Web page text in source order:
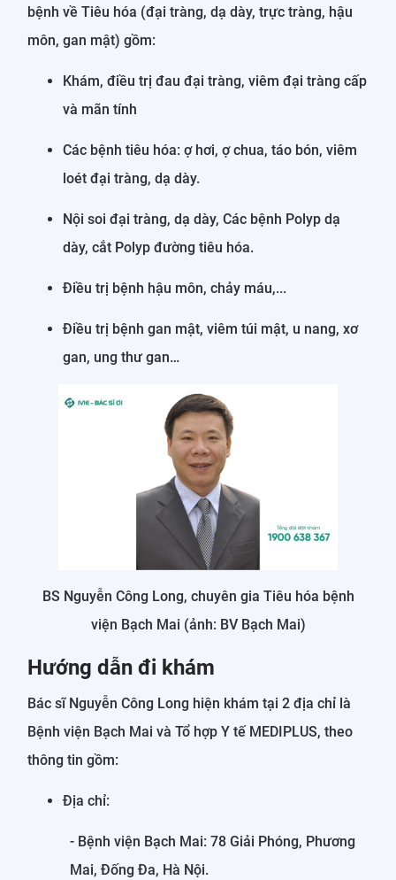
bệnh về Tiêu hóa (đại tràng, dạ dày, trực tràng, hậu
môn, gan mật) gồm:
Khám, điều trị đau đại tràng, viêm đại tràng cấp
và mãn tính
Các bệnh tiêu hóa: ợ hơi, ợ chua, táo bón, viêm
loét đại tràng, dạ dày.
Nội soi đại tràng, dạ dày, Các bệnh Polyp dạ
dày, cắt Polyp đường tiêu hóa.
Điều trị bệnh hậu môn, chảy máu,...
Điều trị bệnh gan mật, viêm túi mật, u nang, xơ
gan, ung thư gan…
BS Nguyễn Công Long, chuyên gia Tiêu hóa bệnh
viện Bạch Mai (ảnh: BV Bạch Mai)
Hướng dẫn đi khám
Bác sĩ Nguyễn Công Long hiện khám tại 2 địa chỉ là
Bệnh viện Bạch Mai và Tổ hợp Y tế MEDIPLUS, theo
thông tin gồm:
Địa chỉ:
- Bệnh viện Bạch Mai: 78 Giải Phóng, Phương
Mai, Đống Đa, Hà Nội.